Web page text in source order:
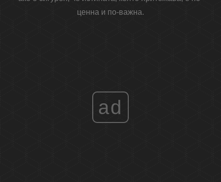
ценна и по-важна.
ad